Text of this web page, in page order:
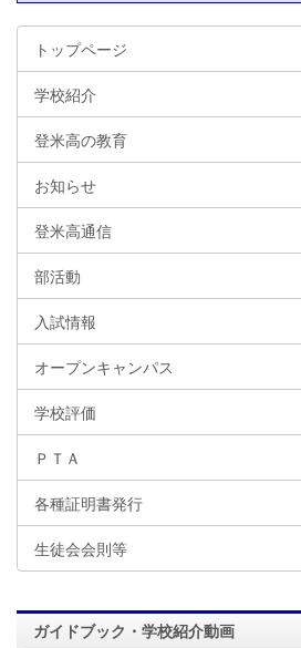
トップページ
学校紹介
登米高の教育
お知らせ
登米高通信
部活動
入試情報
オープンキャンパス
学校評価
ＰＴＡ
各種証明書発行
生徒会会則等
ガイドブック・学校紹介動画